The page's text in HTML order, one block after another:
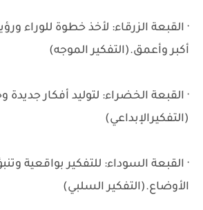
· القبعة الزرقاء: لأخذ خطوة للوراء
أكبر وأعمق.(التفكير الموجه)
· القبعة الخضراء: لتوليد أفكار جديدة
(التفكيرالإبداعي)
· القبعة السوداء: للتفكير بواقعية
الأوضاع.(التفكير السلبي)